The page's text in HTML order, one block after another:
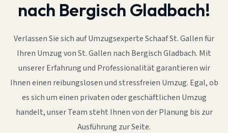
nach Bergisch Gladbach!
Verlassen Sie sich auf Umzugsexperte Schaaf St. Gallen für
Ihren Umzug von St. Gallen nach Bergisch Gladbach. Mit
unserer Erfahrung und Professionalität garantieren wir
Ihnen einen reibungslosen und stressfreien Umzug. Egal, ob
es sich um einen privaten oder geschäftlichen Umzug
handelt, unser Team steht Ihnen von der Planung bis zur
Ausführung zur Seite.